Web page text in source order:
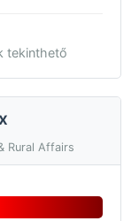
tekinthető
Rural Affairs